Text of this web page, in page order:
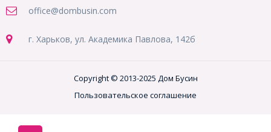
office@dombusin.com
г. Харьков, ул. Академика Павлова, 142б
Copyright © 2013-2025 Дом Бусин
Пользовательское соглашение